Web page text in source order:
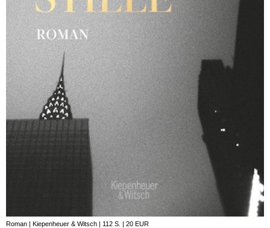
Roman | Kiepenheuer & Witsch | 112 S. | 20 EUR